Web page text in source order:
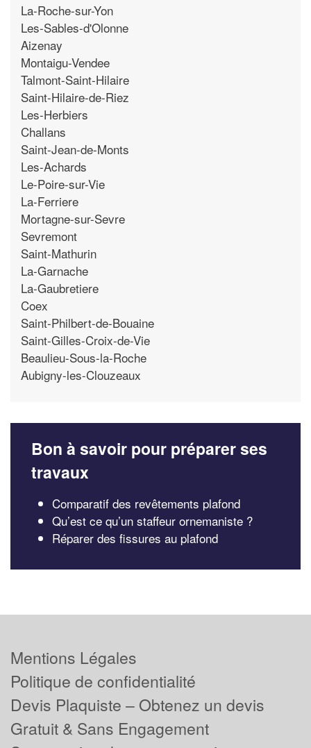
La-Roche-sur-Yon
Les-Sables-d'Olonne
Aizenay
Montaigu-Vendee
Talmont-Saint-Hilaire
Saint-Hilaire-de-Riez
Les-Herbiers
Challans
Saint-Jean-de-Monts
Les-Achards
Le-Poire-sur-Vie
La-Ferriere
Mortagne-sur-Sevre
Sevremont
Saint-Mathurin
La-Garnache
La-Gaubretiere
Coex
Saint-Philbert-de-Bouaine
Saint-Gilles-Croix-de-Vie
Beaulieu-Sous-la-Roche
Aubigny-les-Clouzeaux
Bon à savoir pour préparer ses
travaux
Comparatif des revêtements plafond
Qu’est ce qu’un staffeur ornemaniste ?
Réparer des fissures au plafond
Mentions Légales
Politique de confidentialité
Devis Plaquiste – Obtenez un devis
Gratuit & Sans Engagement